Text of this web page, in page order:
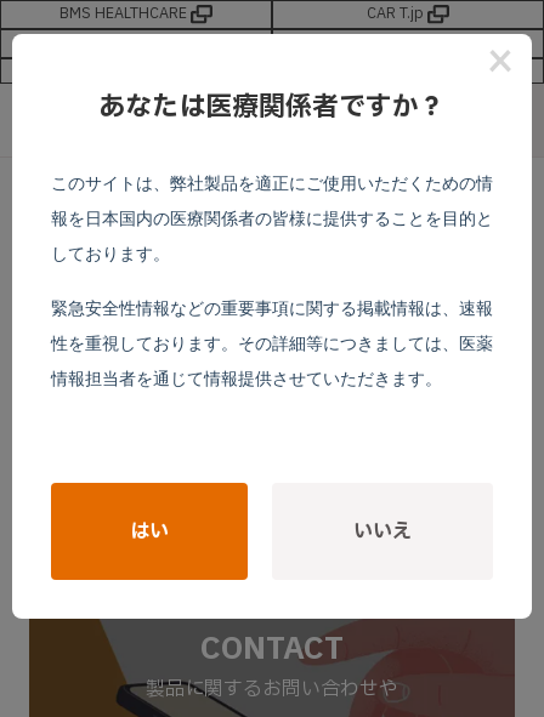
BMS HEALTHCARE
CAR T.jp
医療関係者向け情報サイト
BMS HEALTHCARE
ブリストル・マイヤーズ スクイブ株式会社が提供する
CONTACT
製品に関するお問い合わせや
×
あなたは医療関係者ですか？
このサイトは、弊社製品を適正にご使用いただくための情
報を日本国内の医療関係者の皆様に提供することを目的と
しております。
緊急安全性情報などの重要事項に関する掲載情報は、速報
性を重視しております。その詳細等につきましては、医薬
情報担当者を通じて情報提供させていただきます。
はい いいえ